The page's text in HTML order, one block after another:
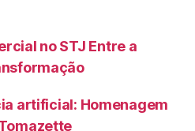
no STJ Entre a
artificial: Homenagem